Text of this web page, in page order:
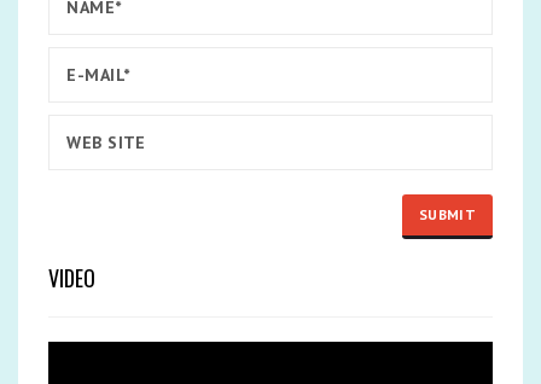
VIDEO